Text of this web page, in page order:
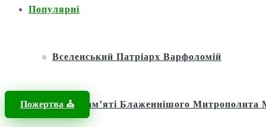
Популярні
Вселенський Патріарх Варфоломій
Фонд пам’яті Блаженнішого
Пожертва ⛪️